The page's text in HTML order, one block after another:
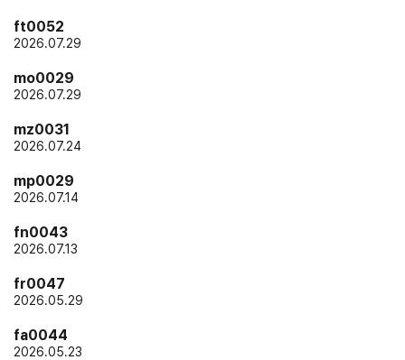
ft0052
2026.07.29
mo0029
2026.07.29
mz0031
2026.07.24
mp0029
2026.07.14
fn0043
2026.07.13
fr0047
2026.05.29
fa0044
2026.05.23